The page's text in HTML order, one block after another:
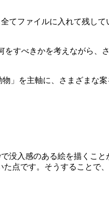
ファイルに入れて残して
すべきかを考えながら、
」を主軸に、さまざまな
没入感のある絵を描くこ
点です。そうすることで